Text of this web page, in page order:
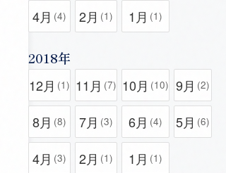
4月 (4) 2月 (1) 1月 (1)
2018年
12月 (1) 11月 (7) 10月 (10) 9月 (2)
8月 (8) 7月 (3) 6月 (4) 5月 (6)
4月 (3) 2月 (1) 1月 (1)